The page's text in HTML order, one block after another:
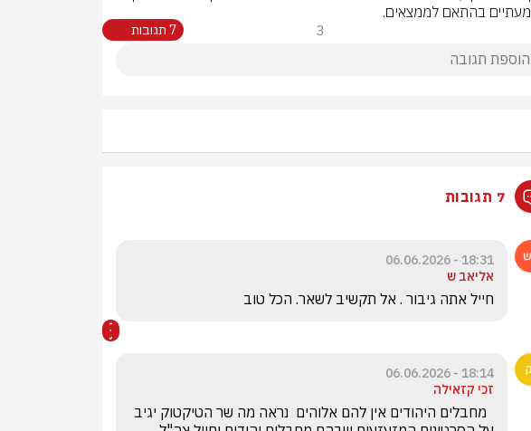
בהתאם לממצאים.
3 7 תגובות
7 תגובות
18:31 - 06.06.2026
אליאב ש
חייל אתה גיבור . אל תקשיב לשאר. הכל טוב
18:14 - 06.06.2026
זכי קזאילה